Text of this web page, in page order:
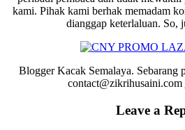
kami. Pihak kami berhak memadam
dianggap keterlaluan. So,
Blogger Kacak Semalaya. Sebarang
contact@zikrihusaini.com
Leave a